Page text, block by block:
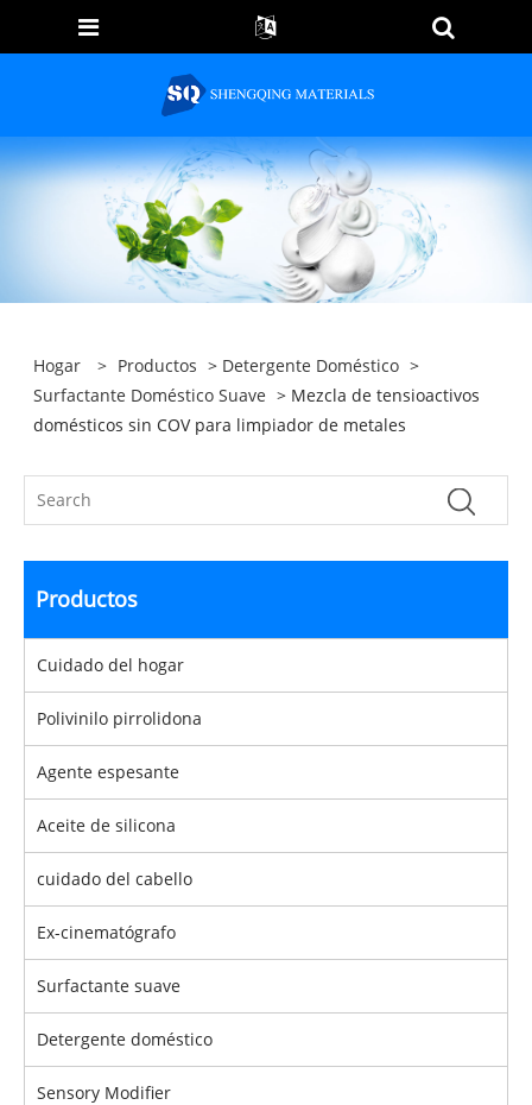
Hogar > Productos > Detergente Doméstico >
Surfactante Doméstico Suave > Mezcla de tensioactivos
domésticos sin COV para limpiador de metales
Productos
Cuidado del hogar
Polivinilo pirrolidona
Agente espesante
Aceite de silicona
cuidado del cabello
Ex-cinematógrafo
Surfactante suave
Detergente doméstico
Sensory Modifier